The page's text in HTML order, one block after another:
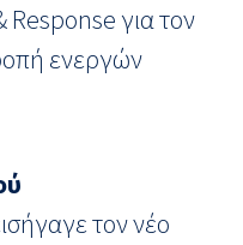
για τον
ενεργών
τον νέο